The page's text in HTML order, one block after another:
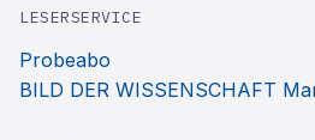
LESERSERVICE
Probeabo
BILD DER WISSENSCHAFT